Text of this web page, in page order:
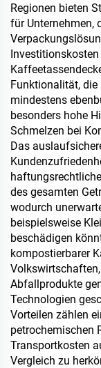
Regionen bieten
für Unternehmen,
Funktionalität,
mindestens
besonders hohe
Schmelzen bei
Das
des gesamten
wodurch
beispielsweise
beschädigen
kompostierbarer
Abfallprodukte
Technologien
Vorteilen zählen
petrochemischen
Transportkosten
Vergleich zu